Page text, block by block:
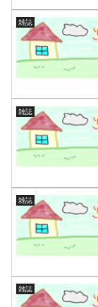
雑誌
雑誌
雑誌
雑誌